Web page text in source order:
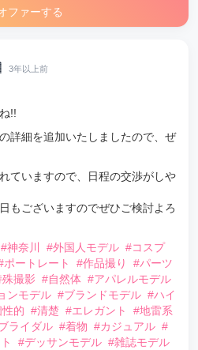
ファーする
3年以上前
!!
詳細を追加いたしましたので、ぜ
ていますので、日程の交渉がしや
もございますのでぜひご検討よろ
#神奈川 #外国人モデル #コスプ
ポートレート #作品撮り
#パーツ
殊撮影 #自然体 #アパレルモデル
ンモデル #ブランドモデル #ハイ
的 #清楚 #エレガント
#地雷系
ライダル #着物 #カジュアル #
#デッサンモデル #雑誌モデル